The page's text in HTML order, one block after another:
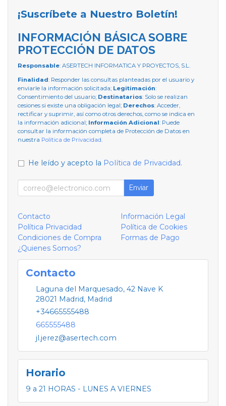
¡Suscríbete a Nuestro Boletín!
INFORMACIÓN BÁSICA SOBRE
PROTECCIÓN DE DATOS
Responsable: ASERTECH INFORMATICA Y PROYECTOS, S.L.
Finalidad: Responder las consultas planteadas por el usuario y
enviarle la información solicitada; Legitimación:
Consentimiento del usuario; Destinatarios: Solo se realizan
cesiones si existe una obligación legal; Derechos: Acceder,
rectificar y suprimir, así como otros derechos, como se indica en
la información adicional; Información Adicional: Puede
consultar la información completa de Protección de Datos en
nuestra Política de Privacidad.
He leído y acepto la Política de Privacidad.
Enviar
Contacto
Información Legal
Política Privacidad
Política de Cookies
Condiciones de Compra
Formas de Pago
¿Quienes Somos?
Contacto
Laguna del Marquesado, 42 Nave K
28021 Madrid, Madrid
+34665555488
665555488
jl.jerez@asertech.com
Horario
9 a 21 HORAS - LUNES A VIERNES